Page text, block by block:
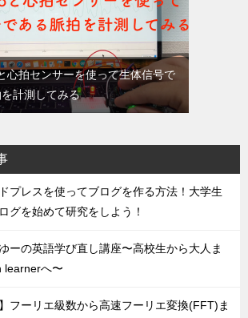
心拍センサーを使って生体信号で
計測してみる
プレスを使ってブログを作る方法！大学生
グを始めて研究をしよう！
ーの英語学び直し講座〜高校生から大人ま
learnerへ〜
フーリエ級数から高速フーリエ変換(FFT)ま